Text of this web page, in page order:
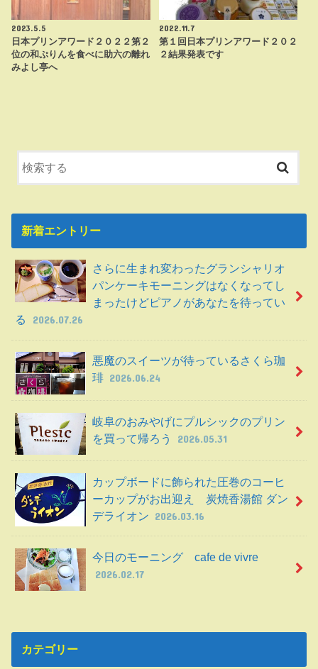
2023.5.5
日本プリンアワード２０２２第２
位の和ぷりんを食べに助六の離れ
みよし亭へ
2022.11.7
第１回日本プリンアワード２０２
２結果発表です
新着エントリー
さらに生まれ変わったグランシャリオ
パンケーキモーニングはなくなってし
まったけどピアノがあなたを待ってい
る
2026.07.26
悪魔のスイーツが待っているさくら珈
琲 2026.06.24
岐阜のおみやげにプルシックのプリン
を買って帰ろう
2026.05.31
カップボードに飾られた圧巻のコーヒ
ーカップがお出迎え 炭焼香湯館 ダン
デライオン 2026.03.16
今日のモーニング cafe de vivre
2026.02.17
カテゴリー